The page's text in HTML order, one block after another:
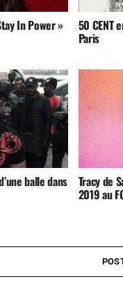
In Power » 50 CENT
Paris
balle dans Tracy de
2019 au